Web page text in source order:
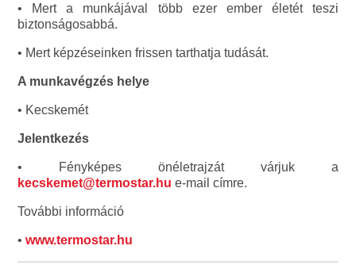
• Mert a munkájával több ezer ember életét teszi
biztonságosabbá.
• Mert képzéseinken frissen tarthatja tudását.
A munkavégzés helye
• Kecskemét
Jelentkezés
• Fényképes önéletrajzát várjuk a
kecskemet@termostar.hu e-mail címre.
További információ
•www.termostar.hu